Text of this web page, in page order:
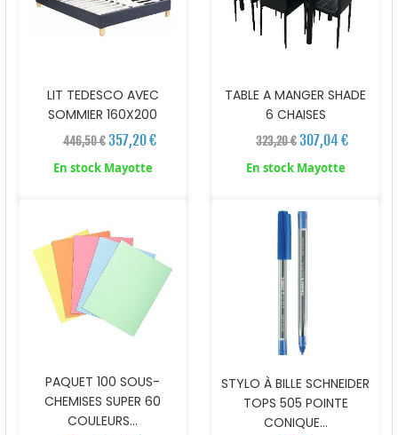
LIT TEDESCO AVEC
SOMMIER 160X200
446,50 € 357,20 €
En stock Mayotte
TABLE A MANGER SHADE
6 CHAISES
323,20 €307,04 €
En stock Mayotte
PAQUET 100 SOUS-
CHEMISES SUPER 60
COULEURS...
STYLO À BILLE SCHNEIDER
TOPS 505 POINTE
CONIQUE...